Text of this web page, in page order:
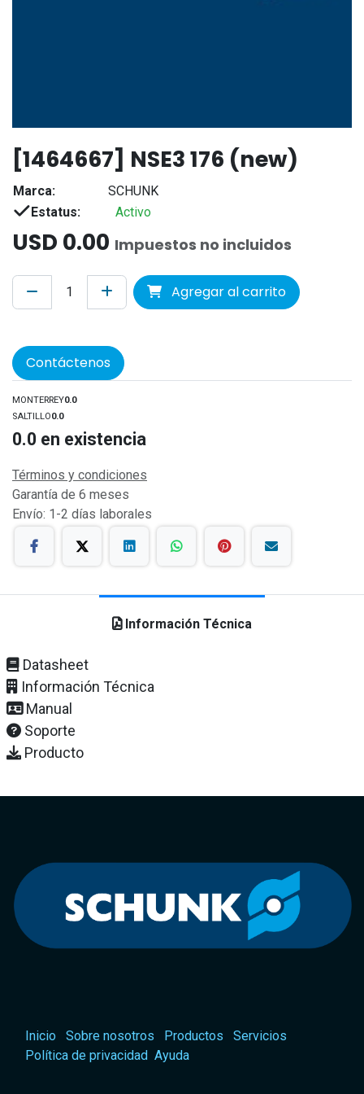
[1464667] NSE3 176 (new)
Marca:
SCHUNK
Estatus:
Activo
USD 0.00 Impuestos no incluidos
Agregar al carrito
Contáctenos
MONTERREY0.0
SALTILLO0.0
0.0 en existencia
Términos y condiciones
Garantía de 6 meses
Envío: 1-2 días laborales
Información Técnica
Datasheet
Información Técnica
Manual
Soporte
Producto
Inicio Sobre nosotros Productos
Servicios
Política de privacidad Ayuda